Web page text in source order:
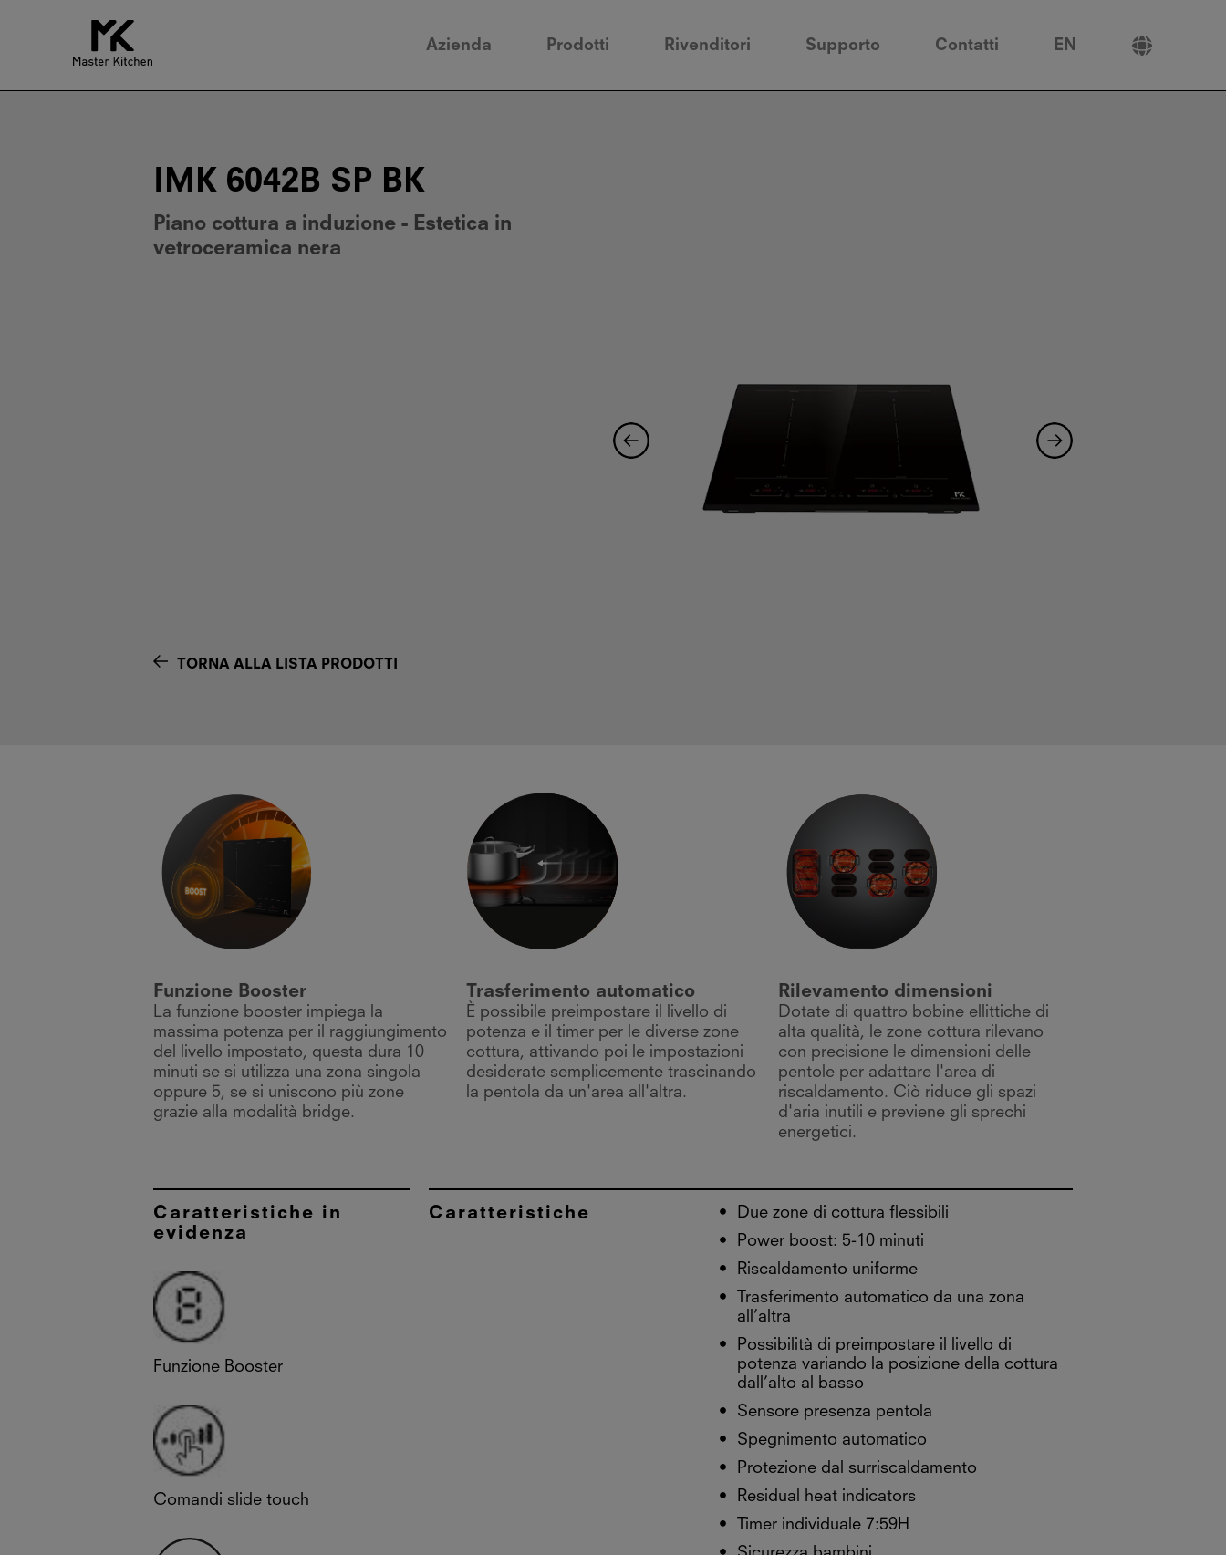
Azienda Prodotti Rivenditori Supporto Contatti EN
IMK 6042B SP BK
Piano cottura a induzione - Estetica in
vetroceramica nera
TORNA ALLA LISTA PRODOTTI
Funzione Booster
La funzione booster impiega la
massima potenza per il raggiungimento
del livello impostato, questa dura 10
minuti se si utilizza una zona singola
oppure 5, se si uniscono più zone
grazie alla modalità bridge.
Trasferimento automatico
È possibile preimpostare il livello di
potenza e il timer per le diverse zone
cottura, attivando poi le impostazioni
desiderate semplicemente trascinando
la pentola da un'area all'altra.
Rilevamento dimensioni
Dotate di quattro bobine ellittiche di
alta qualità, le zone cottura rilevano
con precisione le dimensioni delle
pentole per adattare l'area di
riscaldamento. Ciò riduce gli spazi
d'aria inutili e previene gli sprechi
energetici.
Caratteristiche in
evidenza
Funzione Booster
Comandi slide touch
Caratteristiche
Due zone di cottura flessibili
Power boost: 5-10 minuti
Riscaldamento uniforme
Trasferimento automatico da una zona
all’altra
Possibilità di preimpostare il livello di
potenza variando la posizione della cottura
dall’alto al basso
Sensore presenza pentola
Spegnimento automatico
Protezione dal surriscaldamento
Residual heat indicators
Timer individuale 7:59H